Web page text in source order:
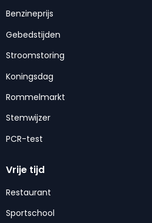
Benzineprijs
Gebedstijden
Stroomstoring
Koningsdag
Rommelmarkt
Stemwijzer
PCR-test
Vrije tijd
Restaurant
Sportschool